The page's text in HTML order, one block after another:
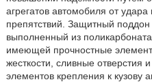
агрегатов автомобиля от
препятствий. Защитный поддон
выполненный из
имеющей прочностные
жесткости, сливные отверстия
элементов крепления к кузову